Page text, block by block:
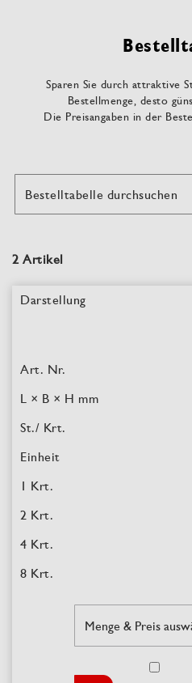
Sparen Sie durch attraktive
Bestellmenge, desto
Die Preisangaben in der
2 Artikel
Bestelltabelle durchsuchen